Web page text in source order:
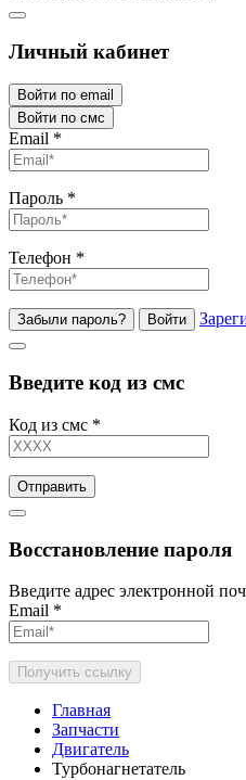
Личный кабинет
Войти по email
Войти по смс
Email *
Пароль *
Телефон *
Забыли пароль? Войти
Введите код из смс
Код из смс *
Отправить
Восстановление пароля
Введите адрес электронной
Email *
Получить ссылку
Главная
Запчасти
Двигатель
Турбонагнетатель